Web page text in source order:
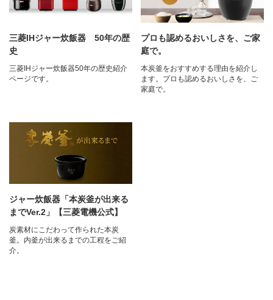
三菱IHジャー炊飯器 50年の歴
史
三菱IHジャー炊飯器50年の歴史紹介
ページです。
プロも認めるおいしさを、ご家
庭で。
本炭釜をおすすめする理由を紹介し
ます。プロも認めるおいしさを、ご
家庭で。
ジャー炊飯器「本炭釜が出来る
までVer.2」【三菱電機公式】
炭素材にこだわって作られた本炭
釜。内釜が出来るまでの工程をご紹
介。